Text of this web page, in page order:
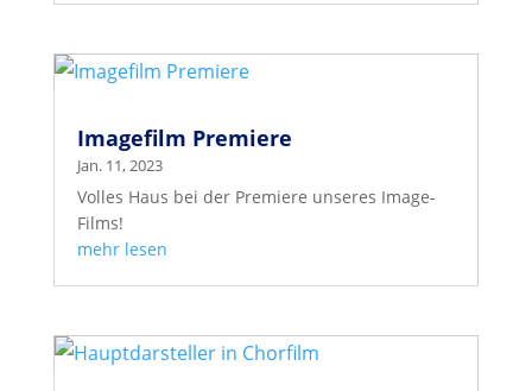
Imagefilm Premiere
Jan. 11, 2023
Volles Haus bei der Premiere unseres Image-
Films!
mehr lesen